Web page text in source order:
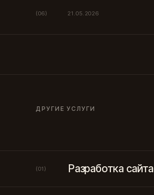
(06) 21.05.2026
ДРУГИЕ УСЛУГИ
(01) Разработка сайта